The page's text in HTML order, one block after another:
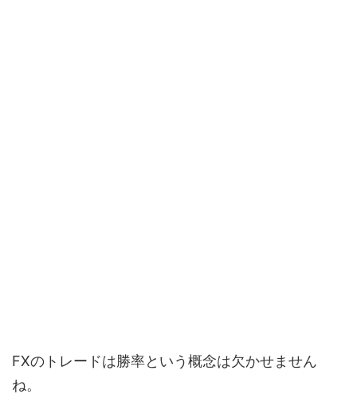
FXのトレードは勝率という概念は欠かせません
ね。